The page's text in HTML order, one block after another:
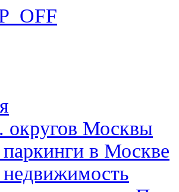
округов Москвы
в Москве